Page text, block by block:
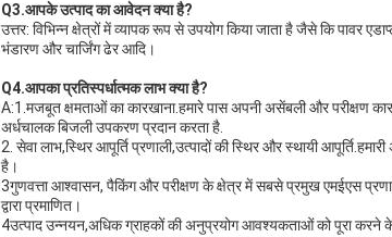
Q3.आपके उत्पाद का आवेदन क्या है?
उत्तर: विभिन्न क्षेत्रों में व्यापक रूप से उपयोग किया जाता है जैसे कि पावर
भंडारण और चार्जिंग ढेर आदि।
Q4.आपका प्रतिस्पर्धात्मक लाभ क्या है?
A:1.मजबूत क्षमताओं का कारखाना.हमारे पास अपनी असेंबली और परीक्षण
अर्धचालक बिजली उपकरण प्रदान करता है.
2. सेवा लाभ,स्थिर आपूर्ति प्रणाली,उत्पादों की स्थिर और स्थायी
है।
3गुणवत्ता आश्वासन, पैकिंग और परीक्षण के क्षेत्र में सबसे प्रमुख एमईएस
द्वारा प्रमाणित।
4उत्पाद उन्नयन,अधिक ग्राहकों की अनुप्रयोग आवश्यकताओं को पूरा करने